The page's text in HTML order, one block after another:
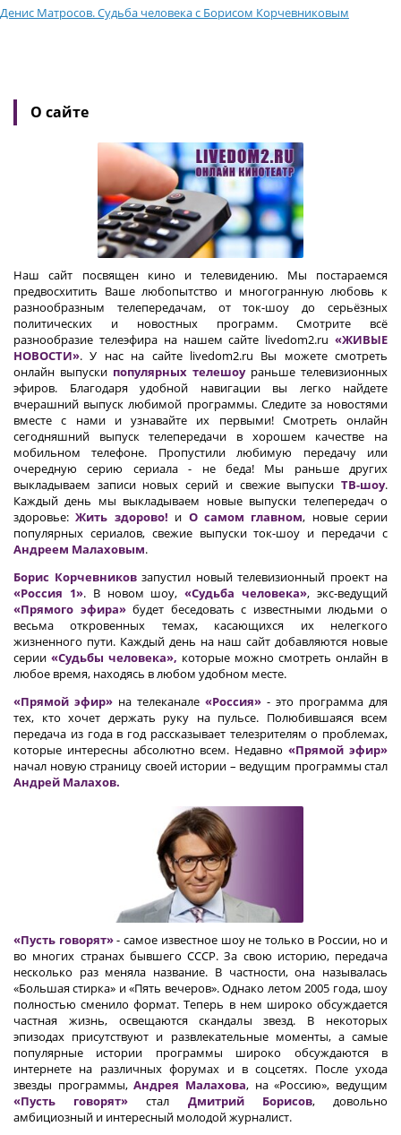
Денис Матросов. Судьба человека с Борисом Корчевниковым
О сайте
Наш сайт посвящен кино и телевидению. Мы постараемся
предвосхитить Ваше любопытство и многогранную любовь к
разнообразным телепередачам, от ток-шоу до серьёзных
политических и новостных программ. Смотрите всё
разнообразие телеэфира на нашем сайте livedom2.ru «ЖИВЫЕ
НОВОСТИ». У нас на сайте livedom2.ru Вы можете смотреть
онлайн выпуски популярных телешоураньше телевизионных
эфиров. Благодаря удобной навигации вы легко найдете
вчерашний выпуск любимой программы. Следите за новостями
вместе с нами и узнавайте их первыми! Смотреть онлайн
сегодняшний выпуск телепередачи в хорошем качестве на
мобильном телефоне. Пропустили любимую передачу или
очередную серию сериала - не беда! Мы раньше других
выкладываем записи новых серий и свежие выпуски ТВ-шоу.
Каждый день мы выкладываем новые выпуски телепередач о
здоровье:Жить здорово! и О самом главном, новые серии
популярных сериалов, свежие выпуски ток-шоу и передачи с
Андреем Малаховым.
Борис Корчевниковзапустил новый телевизионный проект на
«Россия 1». В новом шоу,«Судьба человека», экс-ведущий
«Прямого эфира»будет беседовать с известными людьми о
весьма откровенных темах, касающихся их нелегкого
жизненного пути. Каждый день на наш сайт добавляются новые
серии «Судьбы человека», которые можно смотреть онлайн в
любое время, находясь в любом удобном месте.
«Прямой эфир» на телеканале «Россия» - это программа для
тех, кто хочет держать руку на пульсе. Полюбившаяся всем
передача из года в год рассказывает телезрителям о проблемах,
которые интересны абсолютно всем. Недавно«Прямой эфир»
начал новую страницу своей истории – ведущим программы стал
Андрей Малахов.
«Пусть говорят»- самое известное шоу не только в России, но и
во многих странах бывшего СССР. За свою историю, передача
несколько раз меняла название. В частности, она называлась
«Большая стирка» и «Пять вечеров». Однако летом 2005 года, шоу
полностью сменило формат. Теперь в нем широко обсуждается
частная жизнь, освещаются скандалы звезд. В некоторых
эпизодах присутствуют и развлекательные моменты, а самые
популярные истории программы широко обсуждаются в
интернете на различных форумах и в соцсетях. После ухода
звезды программы,Андрея Малахова, на «Россию», ведущим
«Пусть говорят» стал Дмитрий Борисов, довольно
амбициозный и интересный молодой журналист.